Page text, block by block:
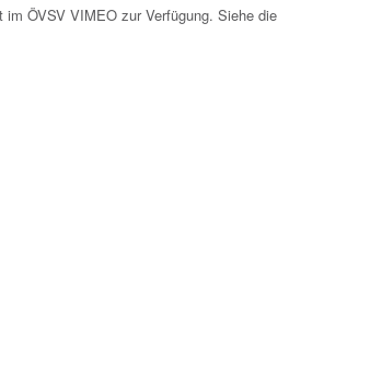
ÖVSV VIMEO zur Verfügung. Siehe die